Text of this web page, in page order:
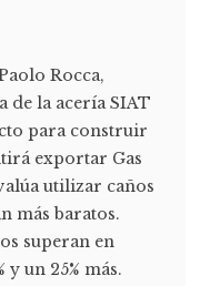
Rocca,
de la acería SIAT
para construir
exportar Gas
utilizar caños
más baratos.
superan en
un 25% más.